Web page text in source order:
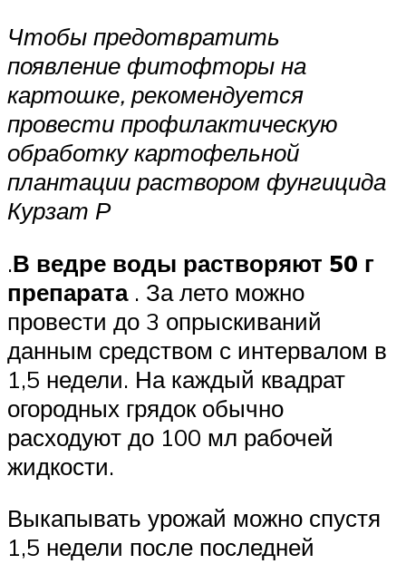
Чтобы предотвратить
появление фитофторы на
картошке, рекомендуется
провести профилактическую
обработку картофельной
плантации раствором фунгицида
Курзат Р
.В ведре воды растворяют 50 г
препарата. За лето можно
провести до 3 опрыскиваний
данным средством с интервалом в
1,5 недели. На каждый квадрат
огородных грядок обычно
расходуют до 100 мл рабочей
жидкости.
Выкапывать урожай можно спустя
1,5 недели после последней